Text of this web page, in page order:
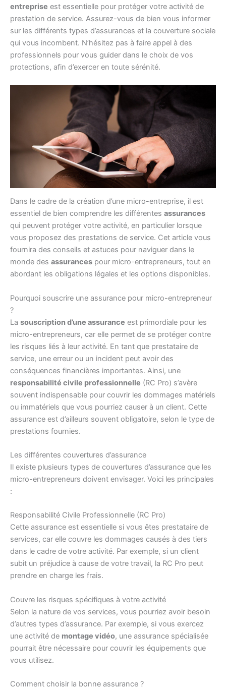
entreprise est essentielle pour protéger votre activité de
prestation de service. Assurez-vous de bien vous informer
sur les différents types d’assurances et la couverture sociale
qui vous incombent. N’hésitez pas à faire appel à des
professionnels pour vous guider dans le choix de vos
protections, afin d’exercer en toute sérénité.
Dans le cadre de la création d’une micro-entreprise, il est
essentiel de bien comprendre les différentes assurances
qui peuvent protéger votre activité, en particulier lorsque
vous proposez des prestations de service. Cet article vous
fournira des conseils et astuces pour naviguer dans le
monde des assurances pour micro-entrepreneurs, tout en
abordant les obligations légales et les options disponibles.
Pourquoi souscrire une assurance pour micro-entrepreneur
?
La souscription d’une assurance est primordiale pour les
micro-entrepreneurs, car elle permet de se protéger contre
les risques liés à leur activité. En tant que prestataire de
service, une erreur ou un incident peut avoir des
conséquences financières importantes. Ainsi, une
responsabilité civile professionnelle (RC Pro) s’avère
souvent indispensable pour couvrir les dommages matériels
ou immatériels que vous pourriez causer à un client. Cette
assurance est d’ailleurs souvent obligatoire, selon le type de
prestations fournies.
Les différentes couvertures d’assurance
Il existe plusieurs types de couvertures d’assurance que les
micro-entrepreneurs doivent envisager. Voici les principales
:
Responsabilité Civile Professionnelle (RC Pro)
Cette assurance est essentielle si vous êtes prestataire de
services, car elle couvre les dommages causés à des tiers
dans le cadre de votre activité. Par exemple, si un client
subit un préjudice à cause de votre travail, la RC Pro peut
prendre en charge les frais.
Couvre les risques spécifiques à votre activité
Selon la nature de vos services, vous pourriez avoir besoin
d’autres types d’assurance. Par exemple, si vous exercez
une activité de montage vidéo, une assurance spécialisée
pourrait être nécessaire pour couvrir les équipements que
vous utilisez.
Comment choisir la bonne assurance ?